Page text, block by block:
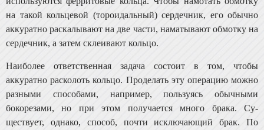
на такой кольцевой (тороидальный) сердечник, его обычно
аккуратно раскалывают на две части, наматыва­ют обмотку на
сердечник, а затем склеивают кольцо.
Наиболее ответственная задача состоит в том, чтобы
аккуратно расколоть кольцо. Проделать эту операцию можно
разными способами, например, пользуясь обычны­ми
бокорезами, но при этом получается много брака. Су­
ществует, однако, способ, почти исключающий брак. По